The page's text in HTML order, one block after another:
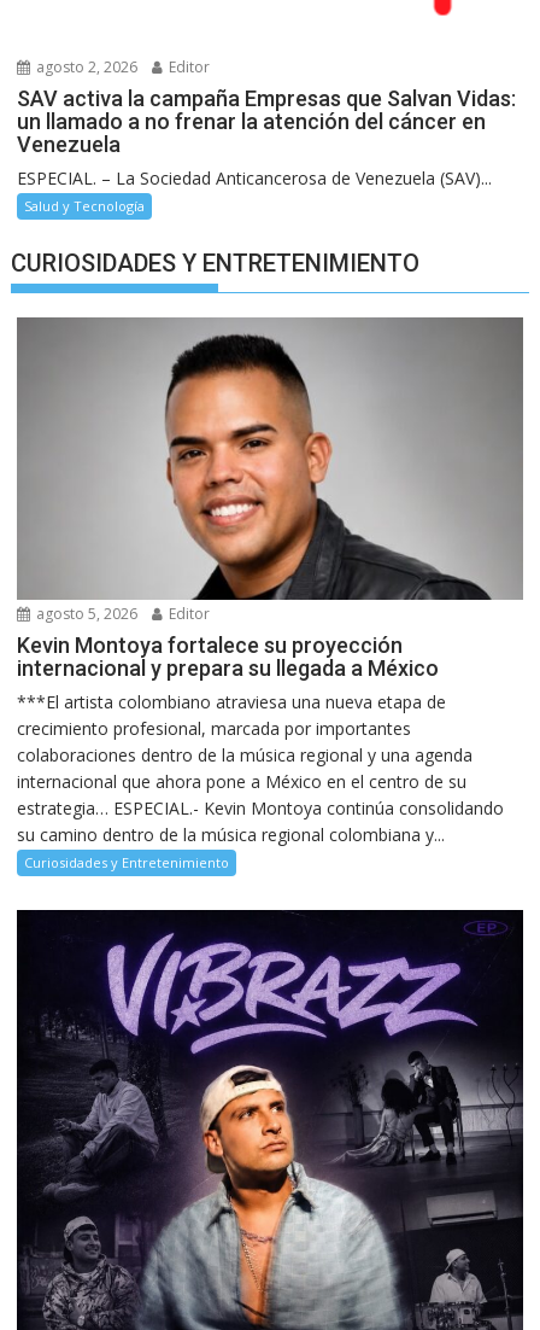
agosto 2, 2026 Editor
SAV activa la campaña Empresas que Salvan Vidas:
un llamado a no frenar la atención del cáncer en
Venezuela
ESPECIAL. – La Sociedad Anticancerosa de Venezuela (SAV)...
Salud y Tecnología
CURIOSIDADES Y ENTRETENIMIENTO
agosto 5, 2026 Editor
Kevin Montoya fortalece su proyección
internacional y prepara su llegada a México
***El artista colombiano atraviesa una nueva etapa de
crecimiento profesional, marcada por importantes
colaboraciones dentro de la música regional y una agenda
internacional que ahora pone a México en el centro de su
estrategia… ESPECIAL.- Kevin Montoya continúa consolidando
su camino dentro de la música regional colombiana y...
Curiosidades y Entretenimiento